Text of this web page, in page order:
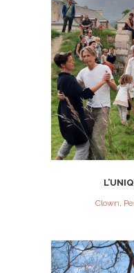
Clown,